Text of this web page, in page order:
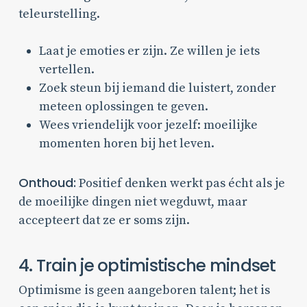
teleurstelling.
Laat je emoties er zijn. Ze willen je iets
vertellen.
Zoek steun bij iemand die luistert, zonder
meteen oplossingen te geven.
Wees vriendelijk voor jezelf: moeilijke
momenten horen bij het leven.
Onthoud: Positief denken werkt pas écht als je
de moeilijke dingen niet wegduwt, maar
accepteert dat ze er soms zijn.
4. Train je optimistische mindset
Optimisme is geen aangeboren talent; het is